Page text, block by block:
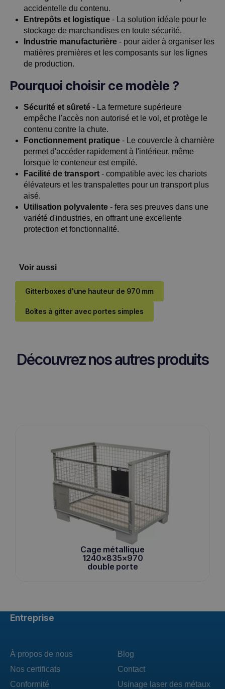
accidentelle du contenu.
Entrepôts et logistique - La solution idéale pour le
stockage de marchandises en toute sécurité.
Industrie manufacturière - pour aider à organiser les
matières premières et les composants sur les lignes
de production.
Pourquoi choisir ce modèle ?
Sécurité et sûreté - La fermeture supérieure
empêche l'accès non autorisé et le vol, et protège le
contenu contre la chute.
Fonctionnement pratique - Le couvercle à charnière
permet d'accéder rapidement à l'intérieur, même
lorsque le conteneur est empilé.
Facilité de transport - compatible avec les chariots
élévateurs et les transpalettes pour un transport plus
aisé.
Utilisation polyvalente - fera ses preuves dans une
variété d'industries, en offrant une excellente
protection et fonctionnalité.
Voir aussi
Gitterboxes d'une hauteur de 970 mm
Boîtes à gitter avec portes simples
Découvrez nos autres produits
Cage métallique
1240x835x970
double porte
Entreprise
À propos de nous
Nos certificats
Conformité
Blog
Contact
Usinage laser des métaux